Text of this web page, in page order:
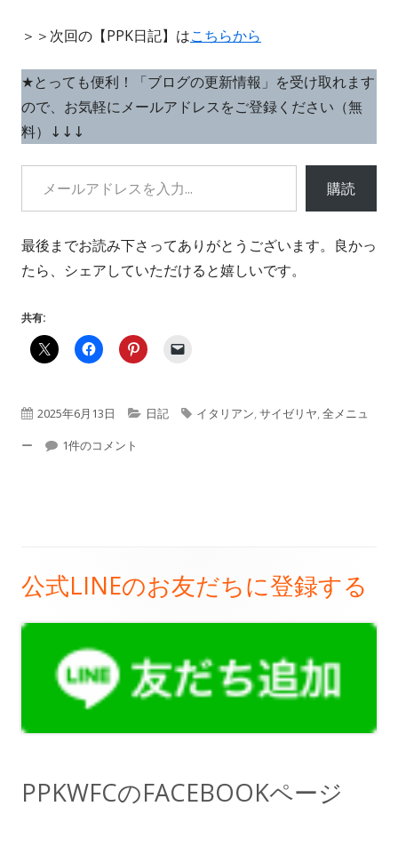
ド
ウ
開
ま
＞＞次回の【PPK日記】はこちらから
★とっても便利！「ブログの更新情報」を受け取れます
ので、お気軽にメールアドレスをご登録ください（無
料）↓↓↓
メールアドレスを入力...
購読
最後までお読み下さってありがとうございます。良かっ
たら、シェアしていただけると嬉しいです。
共有:
公
開
2025年6月13日
カ
日記
タ
イタリアン,サイゼリヤ,全メニュ
ー
【PPK日記】#1113「サイゼリヤのメニューを完全制覇 vol.1&2
1件のコメント
メ
イ
イ
ド
公式LINEのお友だちに登録する
PPKWFCのFACEBOOKページ